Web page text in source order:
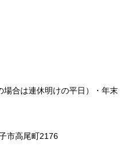
場合は連休明けの平日）・年末
市高尾町2176